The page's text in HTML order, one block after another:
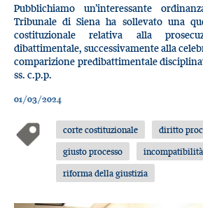
Pubblichiamo un’interessante
Tribunale di Siena ha sollevato una
costituzionale relativa alla
dibattimentale, successivamente alla
comparizione predibattimentale
ss. c.p.p.
01/03/2024
corte costituzionale
diritto
giusto processo
incompatibilità
riforma della giustizia